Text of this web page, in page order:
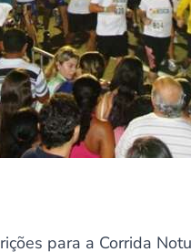
para a Corrida